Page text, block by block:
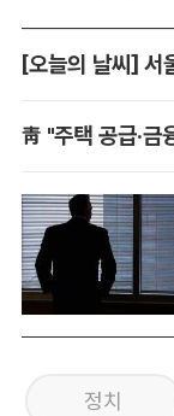
靑 "주택 공급·금
정치